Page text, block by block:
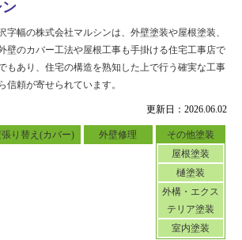
更新日：2026.06.02
り替え(カバー) 外壁修理
その他塗装
屋根塗装
樋塗装
外構・エクス
テリア塗装
室内塗装
字幅の株式会社マルシンは、外壁塗装や屋根塗装、
壁のカバー工法や屋根工事も手掛ける住宅工事店で
もあり、住宅の構造を熟知した上で行う確実な工事
信頼が寄せられています。